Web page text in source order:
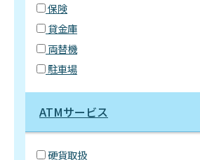
保険
貸金庫
両替機
駐車場
ATMサービス
硬貨取扱